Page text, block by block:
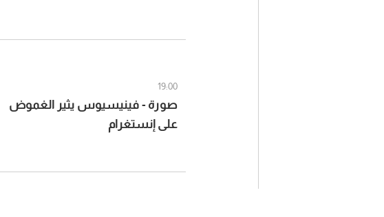
19:00
صورة - فينيسيوس يثير الغموض
على إنستغرام